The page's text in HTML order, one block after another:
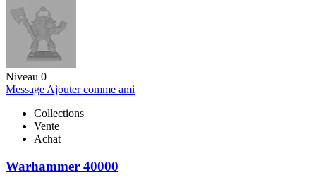
Niveau 0
Message Ajouter comme ami
Collections
Vente
Achat
Warhammer 40000